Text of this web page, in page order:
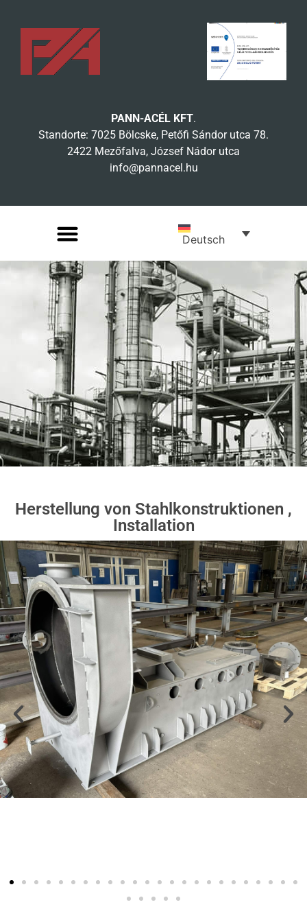
PANN-ACÉL KFT.
Standorte: 7025 Bölcske, Petőfi Sándor utca 78.
2422 Mezőfalva, József Nádor utca
info@pannacel.hu
Deutsch
Herstellung von Stahlkonstruktionen ,
Installation